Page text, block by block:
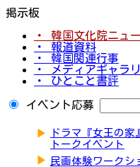
掲示板
・ 韓国文化院ニュ
・ 報道資料
・ 韓国関連行事
・ メディアギャラ
・ ひとこと書評
イベント応募
▶
ドラマ『女王の
トークイベント
▶ 民画体験ワークシ